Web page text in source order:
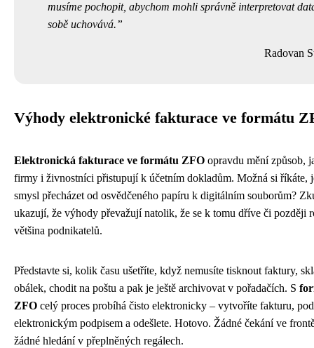
musíme pochopit, abychom mohli správně interpretovat
sobě uchovává.
Radovan
Výhody elektronické fakturace ve formátu
Elektronická fakturace ve formátu ZFO opravdu mění způsob,
firmy i živnostníci přistupují k účetním dokladům. Možná si říkáte,
smysl přecházet od osvědčeného papíru k digitálním souborům?
ukazují, že výhody převažují natolik, že se k tomu dříve či později
většina podnikatelů.
Představte si, kolik času ušetříte, když nemusíte tisknout faktury,
obálek, chodit na poštu a pak je ještě archivovat v pořadačích. S
ZFO celý proces probíhá čisto elektronicky – vytvoříte fakturu,
elektronickým podpisem a odešlete. Hotovo. Žádné čekání ve
žádné hledání v přeplněných regálech.